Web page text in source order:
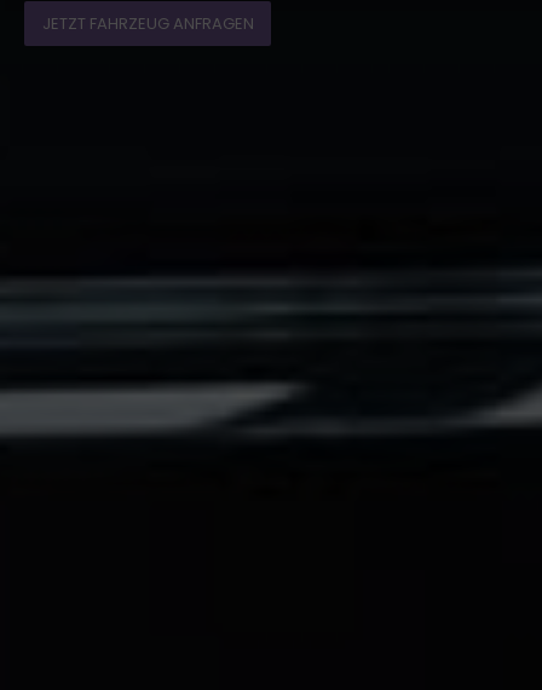
JETZT FAHRZEUG ANFRAGEN